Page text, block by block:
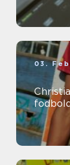
03.
Christiania